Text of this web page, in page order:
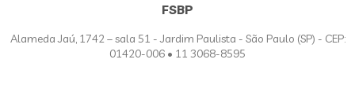
FSBP
Alameda Jaú, 1742 – sala 51 - Jardim Paulista - São Paulo (SP) - CEP:
01420-006 • 11 3068-8595